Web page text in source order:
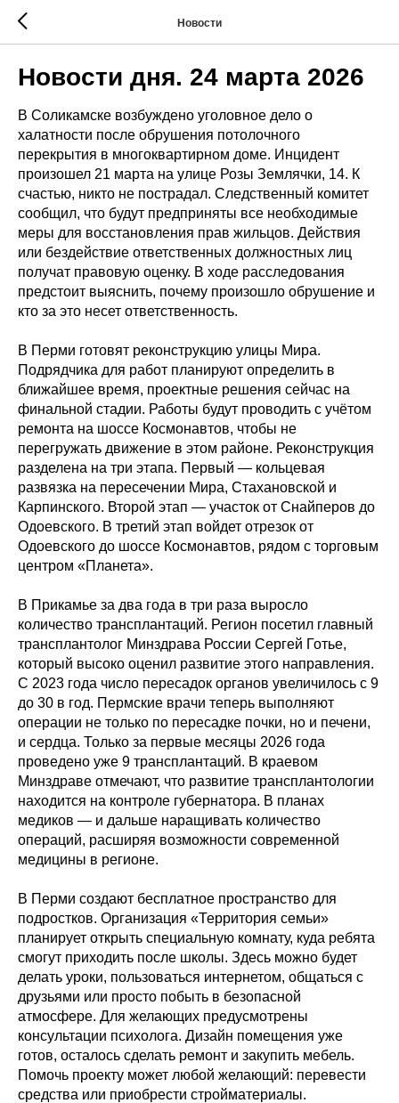
Новости
Новости дня. 24 марта 2026
В Соликамске возбуждено уголовное дело о
халатности после обрушения потолочного
перекрытия в многоквартирном доме. Инцидент
произошел 21 марта на улице Розы Землячки, 14. К
счастью, никто не пострадал. Следственный комитет
сообщил, что будут предприняты все необходимые
меры для восстановления прав жильцов. Действия
или бездействие ответственных должностных лиц
получат правовую оценку. В ходе расследования
предстоит выяснить, почему произошло обрушение и
кто за это несет ответственность.
В Перми готовят реконструкцию улицы Мира.
Подрядчика для работ планируют определить в
ближайшее время, проектные решения сейчас на
финальной стадии. Работы будут проводить с учётом
ремонта на шоссе Космонавтов, чтобы не
перегружать движение в этом районе. Реконструкция
разделена на три этапа. Первый — кольцевая
развязка на пересечении Мира, Стахановской и
Карпинского. Второй этап — участок от Снайперов до
Одоевского. В третий этап войдет отрезок от
Одоевского до шоссе Космонавтов, рядом с торговым
центром «Планета».
В Прикамье за два года в три раза выросло
количество трансплантаций. Регион посетил главный
трансплантолог Минздрава России Сергей Готье,
который высоко оценил развитие этого направления.
С 2023 года число пересадок органов увеличилось с 9
до 30 в год. Пермские врачи теперь выполняют
операции не только по пересадке почки, но и печени,
и сердца. Только за первые месяцы 2026 года
проведено уже 9 трансплантаций. В краевом
Минздраве отмечают, что развитие трансплантологии
находится на контроле губернатора. В планах
медиков — и дальше наращивать количество
операций, расширяя возможности современной
медицины в регионе.
В Перми создают бесплатное пространство для
подростков. Организация «Территория семьи»
планирует открыть специальную комнату, куда ребята
смогут приходить после школы. Здесь можно будет
делать уроки, пользоваться интернетом, общаться с
друзьями или просто побыть в безопасной
атмосфере. Для желающих предусмотрены
консультации психолога. Дизайн помещения уже
готов, осталось сделать ремонт и закупить мебель.
Помочь проекту может любой желающий: перевести
средства или приобрести стройматериалы.